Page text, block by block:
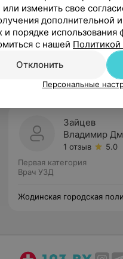
Зайцев
Владимир
1 отзыв
5.0
Первая категория
Врач УЗД
Жодинская городская
изменить свое
дополнительной
и порядке
с нашей
Отклонить
Персональные